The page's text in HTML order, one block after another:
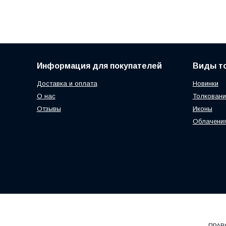
Информация для покупателей
Доставка и оплата
О нас
Отзывы
Виды
Новинки
Иконы